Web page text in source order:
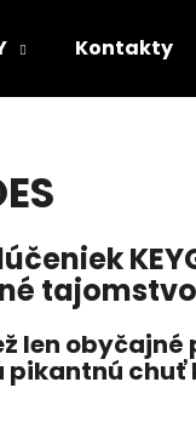
Kontakty
len
pikantnú